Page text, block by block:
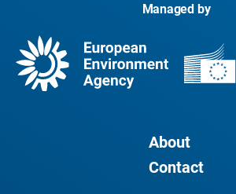
Managed by
About
Contact